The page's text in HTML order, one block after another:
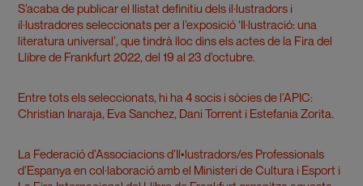
S’acaba de publicar el llistat definitiu dels il·lustradors i
il·lustradores seleccionats per a l’exposició ‘Il·lustració: una
literatura universal’, que tindrà lloc dins els actes de la Fira del
Llibre de Frankfurt 2022, del 19 al 23 d’octubre.
Entre tots els seleccionats, hi ha 4 socis i sòcies de l’APIC:
Christian Inaraja, Eva Sanchez, Dani Torrent i Estefania Zorita.
La Federació d’Associacions d’Il•lustradors/es Professionals
d’Espanya en col·laboració amb el Ministeri de Cultura i Esport i